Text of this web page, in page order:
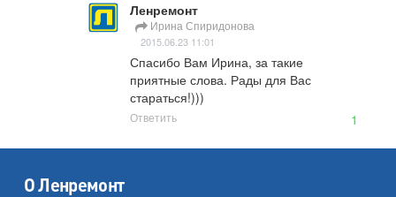
Ленремонт
Ирина Спиридонова
2015.06.23 11:01
Спасибо Вам Ирина, за такие
приятные слова. Рады для Вас
стараться!)))
Ответить 1
О Ленремонт